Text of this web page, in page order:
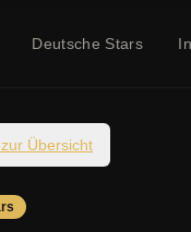
Deutsche Stars
Übersicht